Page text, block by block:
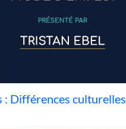
: Différences culturelles